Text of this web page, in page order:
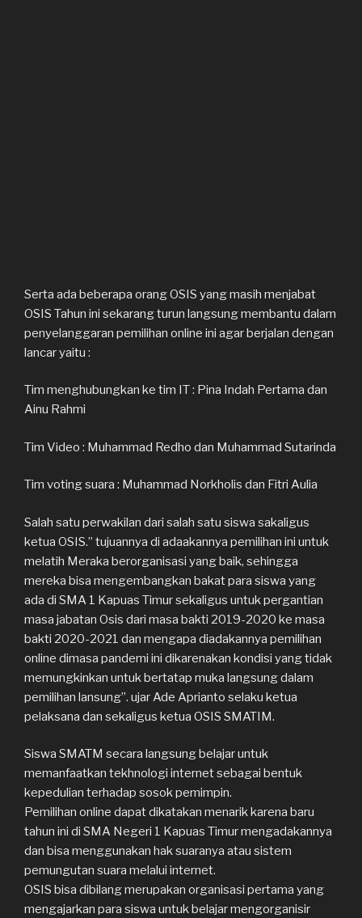
Serta ada beberapa orang OSIS yang masih menjabat
OSIS Tahun ini sekarang turun langsung membantu dalam
penyelanggaran pemilihan online ini agar berjalan dengan
lancar yaitu :
Tim menghubungkan ke tim IT : Pina Indah Pertama dan
Ainu Rahmi
Tim Video : Muhammad Redho dan Muhammad Sutarinda
Tim voting suara : Muhammad Norkholis dan Fitri Aulia
Salah satu perwakilan dari salah satu siswa sakaligus
ketua OSIS.” tujuannya di adaakannya pemilihan ini untuk
melatih Meraka berorganisasi yang baik, sehingga
mereka bisa mengembangkan bakat para siswa yang
ada di SMA 1 Kapuas Timur sekaligus untuk pergantian
masa jabatan Osis dari masa bakti 2019-2020 ke masa
bakti 2020-2021 dan mengapa diadakannya pemilihan
online dimasa pandemi ini dikarenakan kondisi yang tidak
memungkinkan untuk bertatap muka langsung dalam
pemilihan lansung”. ujar Ade Aprianto selaku ketua
pelaksana dan sekaligus ketua OSIS SMATIM.
Siswa SMATM secara langsung belajar untuk
memanfaatkan tekhnologi internet sebagai bentuk
kepedulian terhadap sosok pemimpin.
Pemilihan online dapat dikatakan menarik karena baru
tahun ini di SMA Negeri 1 Kapuas Timur mengadakannya
dan bisa menggunakan hak suaranya atau sistem
pemungutan suara melalui internet.
OSIS bisa dibilang merupakan organisasi pertama yang
mengajarkan para siswa untuk belajar mengorganisir